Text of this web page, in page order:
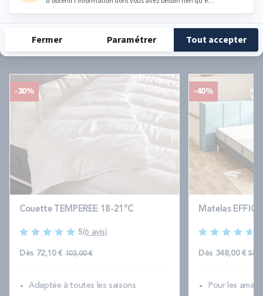
Simplifiez-vous la nuit et optez pournotre
-30%
Couette TEMPEREE 18-21°C
5(6 avis)
Dès 72,10 € Prix normal
103,00 €
Adaptée à toutes les saisons
-40%
Matelas
Dès 348,00 €
Pour les